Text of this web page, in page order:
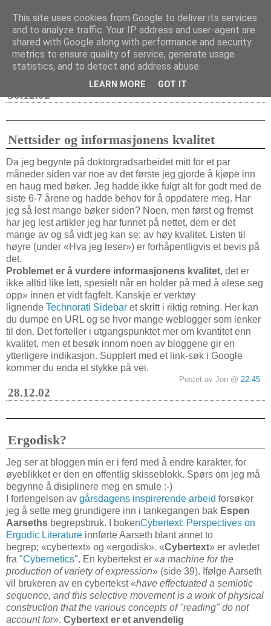
1. desember 2002
Desember 2002
30.12.02
Nettsider og informasjonens kvalitet
Da jeg begynte på doktorgradsarbeidet mitt for et par
måneder siden var noe av det første jeg gjorde å kjøpe inn
en haug med bøker. Jeg hadde ikke fulgt alt for godt med de
siste 6-7 årene og hadde behov for å oppdatere meg. Har
jeg så lest mange bøker siden? Noen, men først og fremst
har jeg lest artikler jeg har funnet på nettet, dem er det
mange av og så vidt jeg kan se; av høy kvalitet. Listen til
høyre (under «Hva jeg leser») er forhåpentligvis et bevis på
det.
Problemet er å vurdere informasjonens kvalitet, det er
ikke alltid like lett, spesielt når en holder på med å «lese seg
opp» innen et vidt fagfelt. Kanskje er verktøy
lignende Technorati Sidebar et skritt i riktig retning. Her kan
du dumpe en URL og se hvor mange weblogger som lenker
til den. Det forteller i utgangspunktet mer om kvantitet enn
kvalitet, men et besøk innom noen av bloggene gir en
ytterligere indikasjon. Supplert med et link-søk i Google
kommer du enda et stykke på vei.
Postet av Jon @ 22:45
28.12.02
Ergodisk?
Jeg ser at bloggen min er i ferd med å endre karakter, for
øyeblikket er den en offentlig skisseblokk. Spørs om jeg må
begynne å disiplinere meg en smule :-)
I forlengelsen av gårsdagens inspirerende arbeid forsøker
jeg å sette meg grundigere inn i tankegangen bak Espen
Aarseths begrepsbruk. I bokenCybertext: Perspectives on
Ergodic Literature innførte Aarseth blant annet to
begrep; «cybertext» og «ergodisk». «Cybertext» er avledet
fra "Cybernetics". En kybertekst er «a machine for the
production of variety of expression» (side 39). Ifølge Aarseth
vil brukeren av en cybertekst «have effectuated a semiotic
sequence, and this selective movement is a work of physical
construction that the various concepts of "reading" do not
account for». Cybertext er et anvendelig
This site uses cookies from Google to deliver its services
and to analyze traffic. Your IP address and user-agent are
shared with Google along with performance and security
metrics to ensure quality of service, generate usage
statistics, and to detect and address abuse.
LEARN MORE GOT IT